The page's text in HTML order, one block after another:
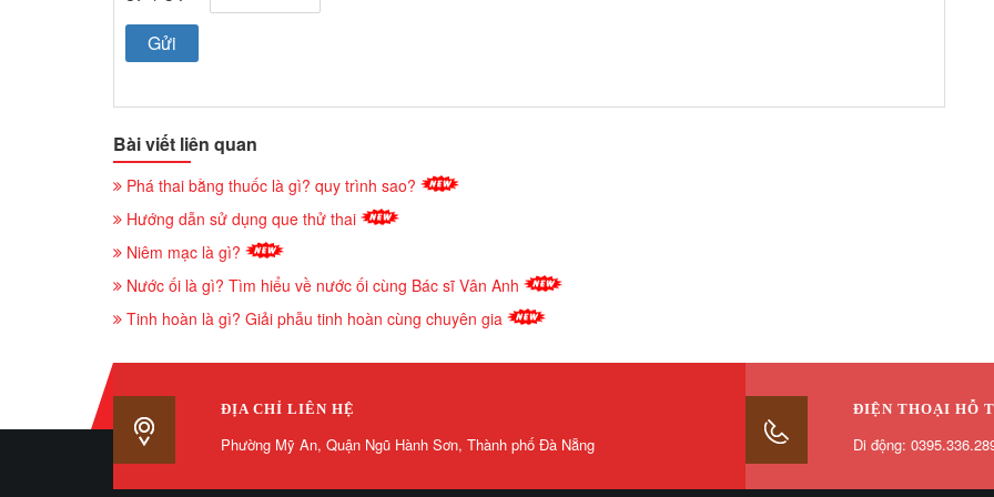
Bài viết liên quan
Phá thai bằng thuốc là gì? quy trình sao?
Hướng dẫn sử dụng que thử thai
Niêm mạc là gì?
Nước ối là gì? Tìm hiểu về nước ối cùng Bác sĩ Vân Anh
Tinh hoàn là gì? Giải phẫu tinh hoàn cùng chuyên gia
ĐỊA CHỈ LIÊN HỆ
Phường Mỹ An, Quận Ngũ Hành Sơn, Thành phố Đà Nẵng
ĐIỆN THOẠI HỖ
Di động: